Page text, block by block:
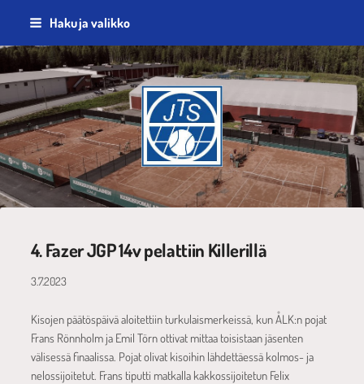
Siirry
sisältöön
Haku ja valikko
Jyväskylän Tennisseura ry
4. Fazer JGP 14v pelattiin Killerillä
3.7.2023
Kisojen päätöspäivä aloitettiin turkulaismerkeissä, kun ÅLK:n pojat
Frans Rönnholm ja Emil Törn ottivat mittaa toisistaan jäsenten
välisessä finaalissa. Pojat olivat kisoihin lähdettäessä kolmos- ja
nelossijoitetut. Frans tiputti matkalla kakkossijoitetun Felix